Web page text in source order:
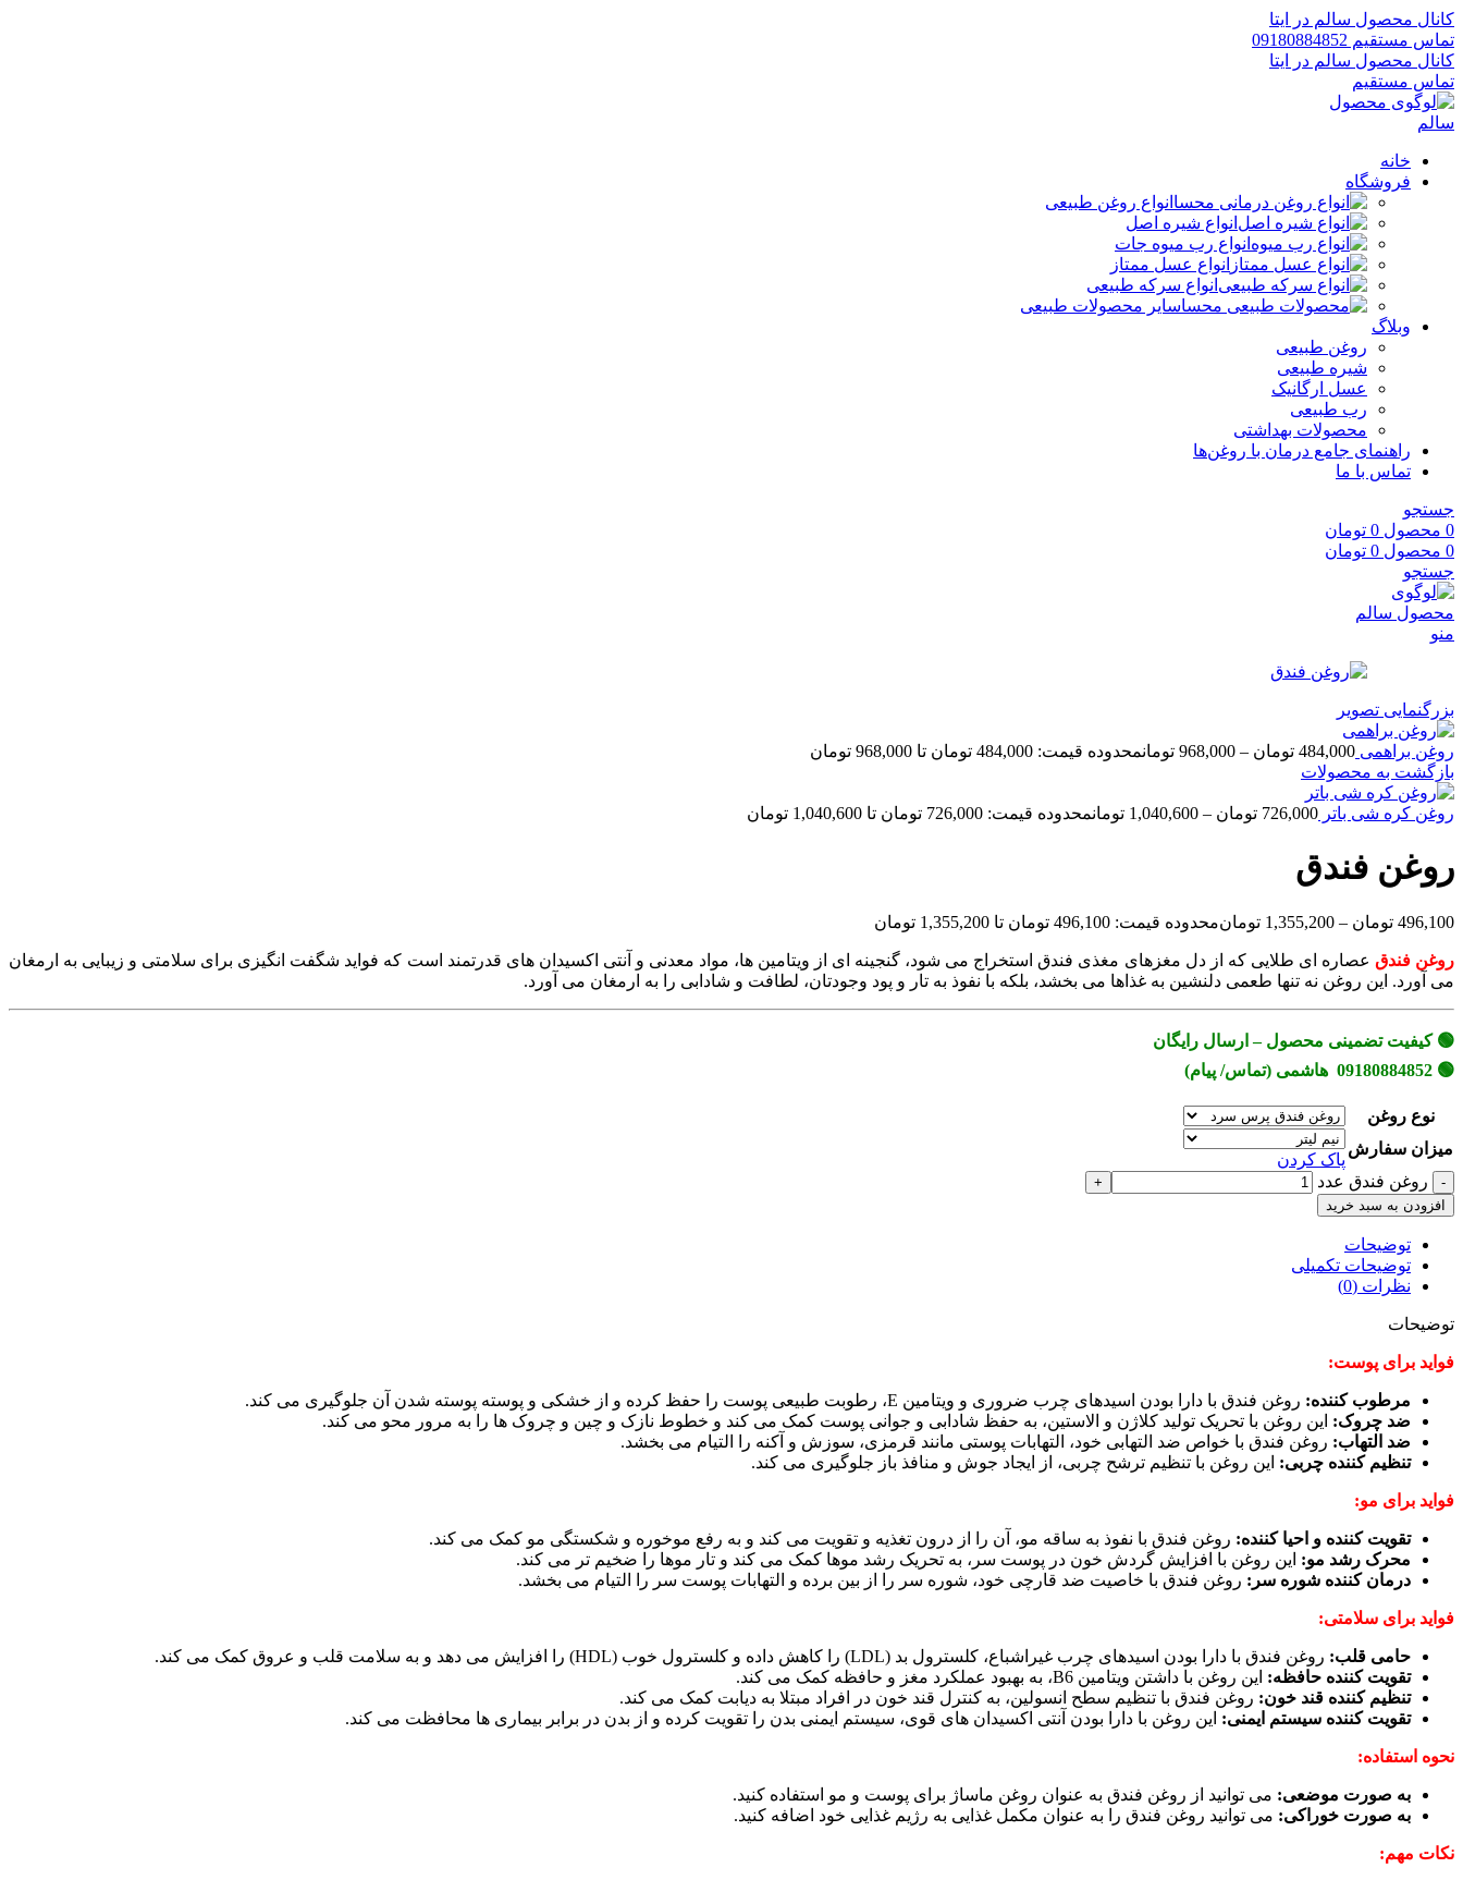
کانال محصول سالم در ایتا
تماس مستقیم 09180884852
کانال محصول سالم در ایتا
تماس مستقیم
خانه
فروشگاه
انواع روغن طبیعی
انواع شیره اصل
انواع رب میوه جات
انواع عسل ممتاز
انواع سرکه طبیعی
سایر محصولات طبیعی
وبلاگ
روغن طبیعی
شیره طبیعی
عسل ارگانیک
رب طبیعی
محصولات بهداشتی
راهنمای جامع درمان با روغن‌ها
تماس با ما
جستجو
0 محصول 0 تومان
0 محصول 0 تومان
جستجو
منو
بزرگنمایی تصویر
روغن براهمی 484,000 تومان –
968,000 تومانمحدوده قیمت: 484,000 تومان تا 968,000 تومان
بازگشت به محصولات
روغن کره شی باتر 726,000 تومان –
1,040,600 تومانمحدوده قیمت: 726,000 تومان تا 1,040,600 تومان
روغن فندق
496,100 تومان –
1,355,200 تومانمحدوده قیمت: 496,100 تومان تا 1,355,200 تومان
روغن فندق عصاره ای طلایی که از دل مغزهای مغذی فندق استخراج می شود، گنجینه ای از ویتامین ها، مواد معدنی و آنتی اکسیدان های قدرتمند است که فواید شگفت انگیزی برای سلامتی و زیبایی به ارمغان
می آورد. این روغن نه تنها طعمی دلنشین به غذاها می بخشد، بلکه با نفوذ به تار و پود وجودتان، لطافت و شادابی را به ارمغان می آورد.
🟢 کیفیت تضمینی محصول – ارسال رایگان
🟢 09180884852 هاشمی (تماس/ پیام)
نوع روغن
میزان سفارش
پاک کردن
روغن فندق عدد
افزودن به سبد خرید
توضیحات
توضیحات تکمیلی
نظرات (0)
توضیحات
فواید برای پوست:
مرطوب کننده: روغن فندق با دارا بودن اسیدهای چرب ضروری و ویتامین E، رطوبت طبیعی پوست را حفظ کرده و از خشکی و پوسته پوسته شدن آن جلوگیری می کند.
ضد چروک: این روغن با تحریک تولید کلاژن و الاستین، به حفظ شادابی و جوانی پوست کمک می کند و خطوط نازک و چین و چروک ها را به مرور محو می کند.
ضد التهاب: روغن فندق با خواص ضد التهابی خود، التهابات پوستی مانند قرمزی، سوزش و آکنه را التیام می بخشد.
تنظیم کننده چربی: این روغن با تنظیم ترشح چربی، از ایجاد جوش و منافذ باز جلوگیری می کند.
فواید برای مو:
تقویت کننده و احیا کننده: روغن فندق با نفوذ به ساقه مو، آن را از درون تغذیه و تقویت می کند و به رفع موخوره و شکستگی مو کمک می کند.
محرک رشد مو: این روغن با افزایش گردش خون در پوست سر، به تحریک رشد موها کمک می کند و تار موها را ضخیم تر می کند.
درمان کننده شوره سر: روغن فندق با خاصیت ضد قارچی خود، شوره سر را از بین برده و التهابات پوست سر را التیام می بخشد.
فواید برای سلامتی:
حامی قلب: روغن فندق با دارا بودن اسیدهای چرب غیراشباع، کلسترول بد (LDL) را کاهش داده و کلسترول خوب (HDL) را افزایش می دهد و به سلامت قلب و عروق کمک می کند.
تقویت کننده حافظه: این روغن با داشتن ویتامین B6، به بهبود عملکرد مغز و حافظه کمک می کند.
تنظیم کننده قند خون: روغن فندق با تنظیم سطح انسولین، به کنترل قند خون در افراد مبتلا به دیابت کمک می کند.
تقویت کننده سیستم ایمنی: این روغن با دارا بودن آنتی اکسیدان های قوی، سیستم ایمنی بدن را تقویت کرده و از بدن در برابر بیماری ها محافظت می کند.
نحوه استفاده:
به صورت موضعی: می توانید از روغن فندق به عنوان روغن ماساژ برای پوست و مو استفاده کنید.
به صورت خوراکی: می توانید روغن فندق را به عنوان مکمل غذایی به رژیم غذایی خود اضافه کنید.
نکات مهم: